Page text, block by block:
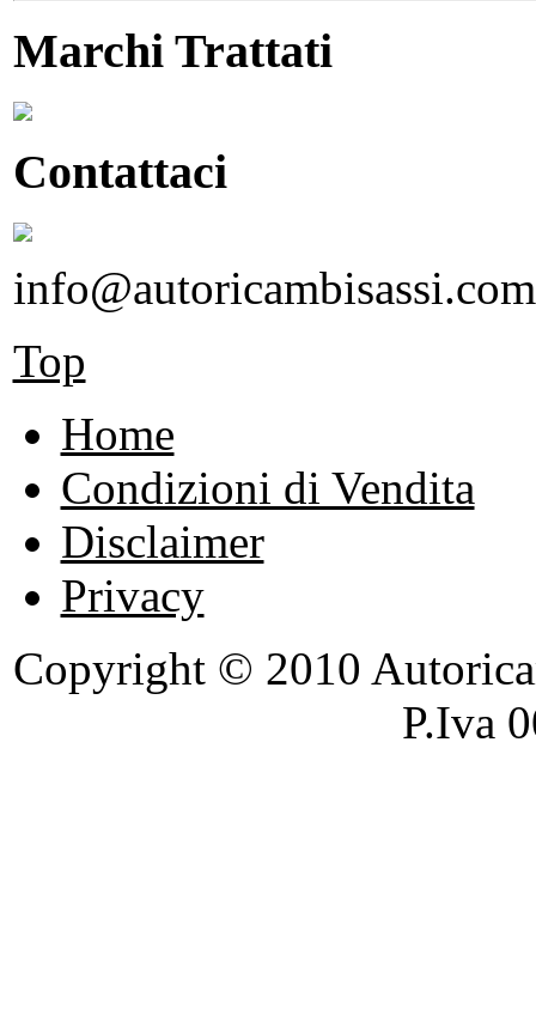
Marchi Trattati
Contattaci
info@autoricambisassi.com
Top
Home
Condizioni di Vendita
Disclaimer
Privacy
Copyright © 2010
P.Iva